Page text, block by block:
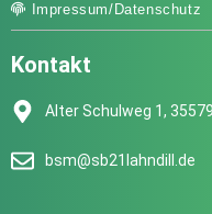
Impressum/Datenschutz
Kontakt
Alter Schulweg 1,
bsm@sb21lahndill.de